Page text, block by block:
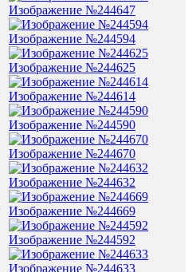
Изображение №244647
Изображение №244594
Изображение №244625
Изображение №244614
Изображение №244590
Изображение №244670
Изображение №244632
Изображение №244669
Изображение №244592
Изображение №244633